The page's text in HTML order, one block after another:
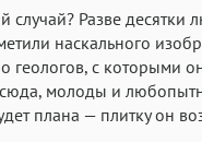
случай? Разве десятки
наскального
геологов, с которыми
молоды и
плана — плитку он